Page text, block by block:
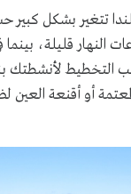
تتغير بشكل
النهار قليلة،
لأنشطتك
أو أقنعة